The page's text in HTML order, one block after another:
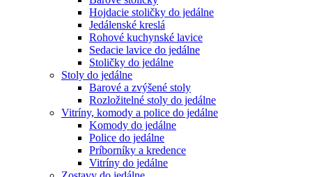
Hojdacie stoličky do jedálne
Jedálenské kreslá
Rohové kuchynské lavice
Sedacie lavice do jedálne
Stoličky do jedálne
Stoly do jedálne
Barové a zvýšené stoly
Rozložitelné stoly do jedálne
Vitríny, komody a police do jedálne
Komody do jedálne
Police do jedálne
Príborníky a kredence
Vitríny do jedálne